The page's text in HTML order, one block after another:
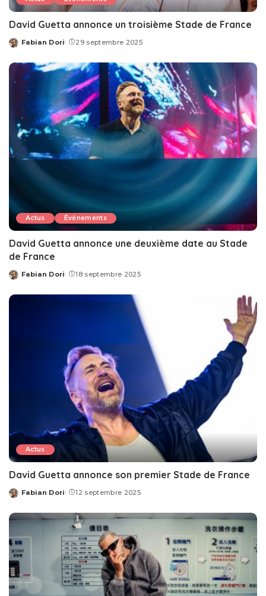
David Guetta annonce un troisième Stade de France
Posted
Fabian Dori 29 septembre 2025
Actus Événements
David Guetta annonce une deuxième date au Stade
de France
Posted
Fabian Dori 18 septembre 2025
Actus
David Guetta annonce son premier Stade de France
Posted
Fabian Dori 12 septembre 2025